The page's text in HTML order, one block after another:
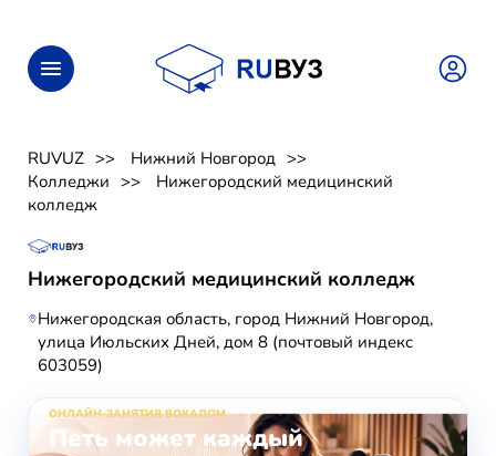
RUVUZ
Нижний Новгород
Колледжи
Нижегородский медицинский
колледж
Нижегородский медицинский колледж
Нижегородская область, город Нижний Новгород,
улица Июльских Дней, дом 8 (почтовый индекс
603059)
ОНЛАЙН-ЗАНЯТИЯ ВОКАЛОМ
Петь может каждый